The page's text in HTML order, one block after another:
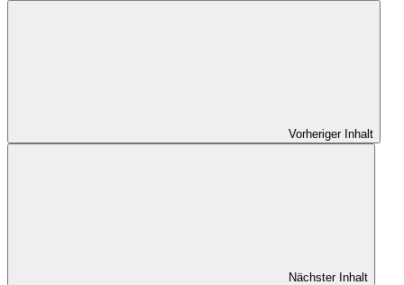
Vorheriger Inhalt
Nächster Inhalt